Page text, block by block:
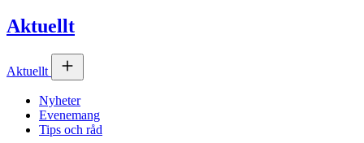
Aktuellt
Aktuellt
Nyheter
Evenemang
Tips och råd